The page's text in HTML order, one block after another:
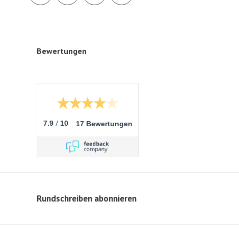
Bewertungen
7.9 / 10 17 Bewertungen
Rundschreiben abonnieren